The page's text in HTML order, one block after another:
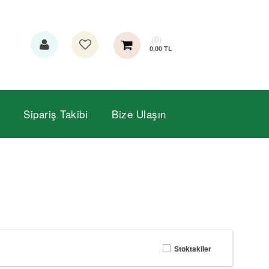
0
0,00 TL
Sipariş Takibi Bize Ulaşın
Stoktakiler